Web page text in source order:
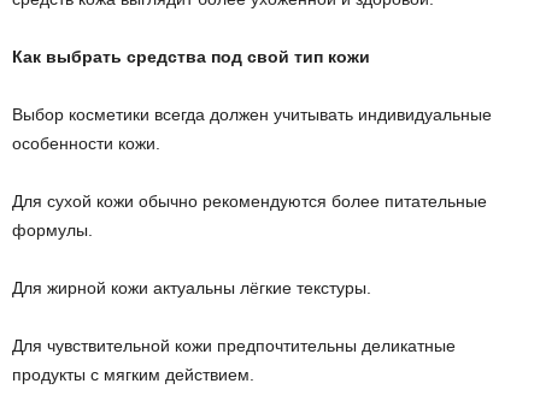
Как выбрать средства под свой тип кожи
Выбор косметики всегда должен учитывать индивидуальные
особенности кожи.
Для сухой кожи обычно рекомендуются более питательные
формулы.
Для жирной кожи актуальны лёгкие текстуры.
Для чувствительной кожи предпочтительны деликатные
продукты с мягким действием.